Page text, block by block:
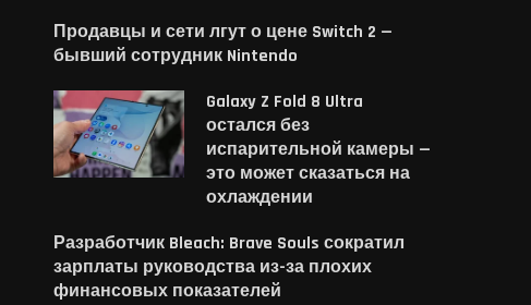
Продавцы и сети лгут о цене Switch 2 —
бывший сотрудник Nintendo
Galaxy Z Fold 8 Ultra
остался без
испарительной камеры —
это может сказаться на
охлаждении
Разработчик Bleach: Brave Souls сократил
зарплаты руководства из-за плохих
финансовых показателей